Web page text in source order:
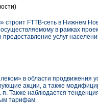
FTTB-сеть в Нижнем
в рамках
предоставление услуг
в области продвижения
акции, а также
Также наблюдается
тарифам.